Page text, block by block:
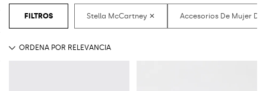
Compra losaccesorios para mujer Stella McCartneyen GIGLIO.COM